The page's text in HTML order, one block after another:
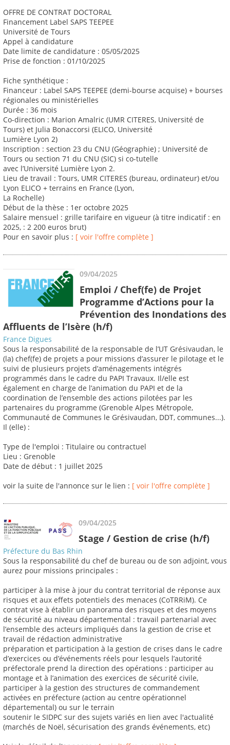
OFFRE DE CONTRAT DOCTORAL
Financement Label SAPS TEEPEE
Université de Tours
Appel à candidature
Date limite de candidature : 05/05/2025
Prise de fonction : 01/10/2025
Fiche synthétique :
Financeur : Label SAPS TEEPEE (demi-bourse acquise) + bourses
régionales ou ministérielles
Durée : 36 mois
Co-direction : Marion Amalric (UMR CITERES, Université de
Tours) et Julia Bonaccorsi (ELICO, Université
Lumière Lyon 2)
Inscription : section 23 du CNU (Géographie) ; Université de
Tours ou section 71 du CNU (SIC) si co-tutelle
avec l’Université Lumière Lyon 2.
Lieu de travail : Tours, UMR CITERES (bureau, ordinateur) et/ou
Lyon ELICO + terrains en France (Lyon,
La Rochelle)
Début de la thèse : 1er octobre 2025
Salaire mensuel : grille tarifaire en vigueur (à titre indicatif : en
2025, : 2 200 euros brut)
Pour en savoir plus : [ voir l'offre complète ]
09/04/2025
Emploi / Chef(fe) de Projet
Programme d’Actions pour la
Prévention des Inondations des
Affluents de l’Isère (h/f)
France Digues
Sous la responsabilité de la responsable de l’UT Grésivaudan, le
(la) chef(fe) de projets a pour missions d’assurer le pilotage et le
suivi de plusieurs projets d’aménagements intégrés
programmés dans le cadre du PAPI Travaux. Il/elle est
également en charge de l’animation du PAPI et de la
coordination de l’ensemble des actions pilotées par les
partenaires du programme (Grenoble Alpes Métropole,
Communauté de Communes le Grésivaudan, DDT, communes...).
Il (elle) :
Type de l'emploi : Titulaire ou contractuel
Lieu : Grenoble
Date de début : 1 juillet 2025
voir la suite de l'annonce sur le lien : [ voir l'offre complète ]
09/04/2025
Stage / Gestion de crise (h/f)
Préfecture du Bas Rhin
Sous la responsabilité du chef de bureau ou de son adjoint, vous
aurez pour missions principales :
participer à la mise à jour du contrat territorial de réponse aux
risques et aux effets potentiels des menaces (CoTRRiM). Ce
contrat vise à établir un panorama des risques et des moyens
de sécurité au niveau départemental : travail partenarial avec
l’ensemble des acteurs impliqués dans la gestion de crise et
travail de rédaction administrative
préparation et participation à la gestion de crises dans le cadre
d’exercices ou d’événements réels pour lesquels l’autorité
préfectorale prend la direction des opérations : participer au
montage et à l’animation des exercices de sécurité civile,
participer à la gestion des structures de commandement
activées en préfecture (action au centre opérationnel
départemental) ou sur le terrain
soutenir le SIDPC sur des sujets variés en lien avec l'actualité
(marchés de Noël, sécurisation des grands événements, etc)